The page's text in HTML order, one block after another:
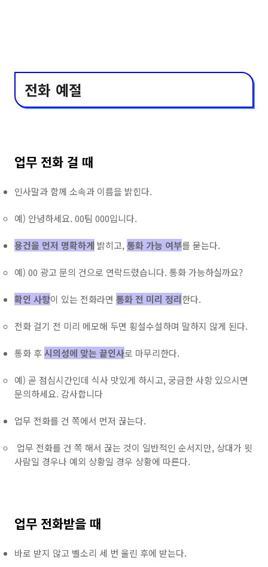
전화 예절
업무 전화 걸 때
인사말과 함께 소속과 이름을 밝힌다.
예) 안녕하세요. 00팀 000입니다.
용건을 먼저 명확하게 밝히고, 통화 가능 여부를 묻는다.
예) 00 광고 문의 건으로 연락드렸습니다. 통화 가능하실까요?
확인 사항이 있는 전화라면 통화 전 미리 정리한다.
전화 걸기 전 미리 메모해 두면 횡설수설하며 말하지 않게 된다.
통화 후시의성에 맞는 끝인사로 마무리한다.
예) 곧 점심시간인데 식사 맛있게 하시고, 궁금한 사항 있으시면
문의하세요. 감사합니다
업무 전화를 건 쪽에서 먼저 끊는다.
업무 전화를 건 쪽 해서 끊는 것이 일반적인 순서지만, 상대가 윗
사람일 경우나 예외 상황일 경우 상황에 따른다.
업무 전화받을 때
바로 받지 않고 벨소리 세 번 울린 후에 받는다.